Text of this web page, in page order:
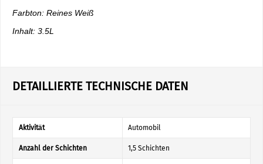
Farbton: Reines Weiß
Inhalt: 3.5L
DETAILLIERTE TECHNISCHE DATEN
Aktivität Automobil
Anzahl der Schichten 1,5 Schichten